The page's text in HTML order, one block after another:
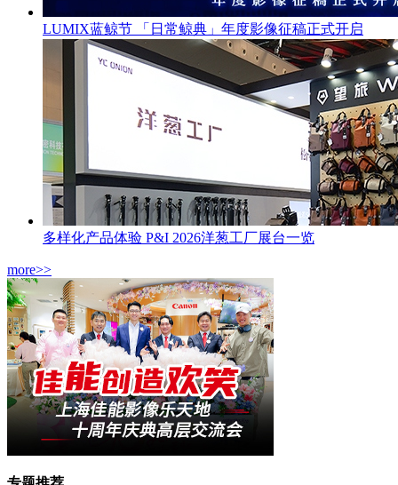
LUMIX蓝鲸节 「日常鲸典」年度影像征稿正式开启
多样化产品体验 P&I 2026洋葱工厂展台一览
more>>